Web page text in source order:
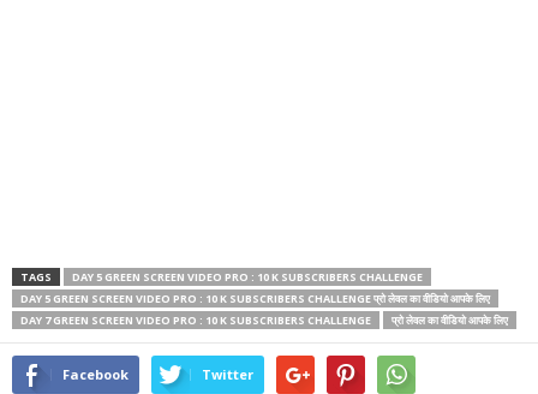
TAGS
DAY 5 GREEN SCREEN VIDEO PRO : 10 K SUBSCRIBERS CHALLENGE
DAY 5 GREEN SCREEN VIDEO PRO : 10 K SUBSCRIBERS CHALLENGE प्रो लेवल का वीडियो आपके लिए
DAY 7 GREEN SCREEN VIDEO PRO : 10 K SUBSCRIBERS CHALLENGE
प्रो लेवल का वीडियो आपके लिए
Facebook Twitter